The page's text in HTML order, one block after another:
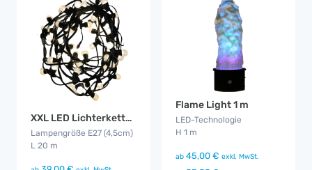
XXL LED Lichterkette outdoor
Lampengröße E27 (4,5cm)
L 20 m
Flame Light 1 m
LED-Technologie
H 1 m
ab 45,00 € exkl. MwSt.